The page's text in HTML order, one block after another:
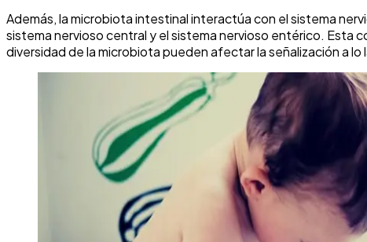
Además, la microbiota intestinal interactúa con el sistema
sistema nervioso central y el sistema nervioso entérico. Esta
diversidad de la microbiota pueden afectar la señalización a